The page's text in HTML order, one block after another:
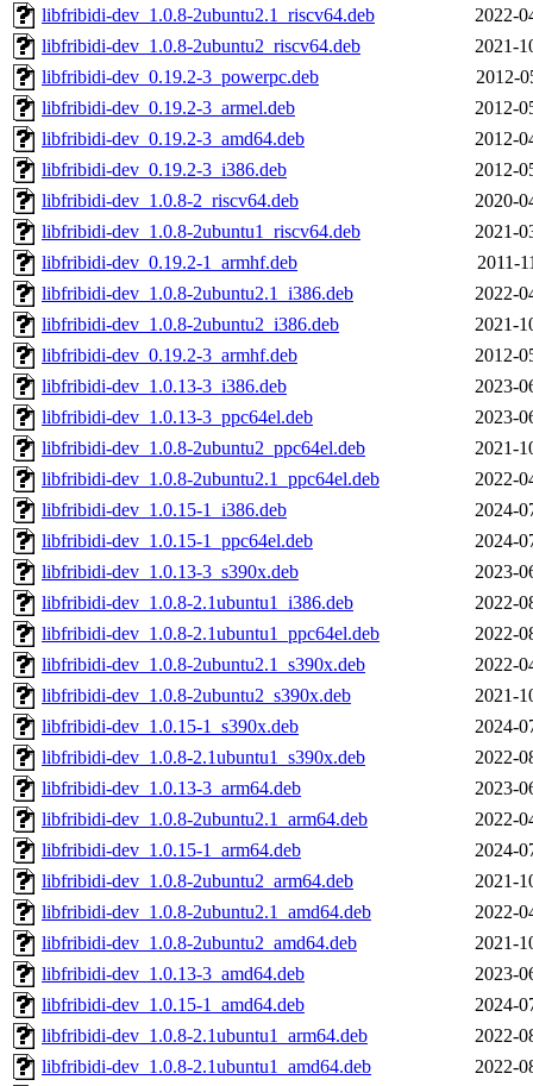
libfribidi-dev_1.0.8-2ubuntu2.1_riscv64.deb
2022-
libfribidi-dev_1.0.8-2ubuntu2_riscv64.deb
2021-
libfribidi-dev_0.19.2-3_powerpc.deb
2012-
libfribidi-dev_0.19.2-3_armel.deb
2012-
libfribidi-dev_0.19.2-3_amd64.deb
2012-
libfribidi-dev_0.19.2-3_i386.deb
2012-
libfribidi-dev_1.0.8-2_riscv64.deb
2020-
libfribidi-dev_1.0.8-2ubuntu1_riscv64.deb
2021-
libfribidi-dev_0.19.2-1_armhf.deb
2011-
libfribidi-dev_1.0.8-2ubuntu2.1_i386.deb
2022-
libfribidi-dev_1.0.8-2ubuntu2_i386.deb
2021-
libfribidi-dev_0.19.2-3_armhf.deb
2012-
libfribidi-dev_1.0.13-3_i386.deb
2023-
libfribidi-dev_1.0.13-3_ppc64el.deb
2023-
libfribidi-dev_1.0.8-2ubuntu2_ppc64el.deb
2021-
libfribidi-dev_1.0.8-2ubuntu2.1_ppc64el.deb
2022-
libfribidi-dev_1.0.15-1_i386.deb
2024-
libfribidi-dev_1.0.15-1_ppc64el.deb
2024-
libfribidi-dev_1.0.13-3_s390x.deb
2023-
libfribidi-dev_1.0.8-2.1ubuntu1_i386.deb
2022-
libfribidi-dev_1.0.8-2.1ubuntu1_ppc64el.deb
2022-
libfribidi-dev_1.0.8-2ubuntu2.1_s390x.deb
2022-
libfribidi-dev_1.0.8-2ubuntu2_s390x.deb
2021-
libfribidi-dev_1.0.15-1_s390x.deb
2024-
libfribidi-dev_1.0.8-2.1ubuntu1_s390x.deb
2022-
libfribidi-dev_1.0.13-3_arm64.deb
2023-
libfribidi-dev_1.0.8-2ubuntu2.1_arm64.deb
2022-
libfribidi-dev_1.0.15-1_arm64.deb
2024-
libfribidi-dev_1.0.8-2ubuntu2_arm64.deb
2021-
libfribidi-dev_1.0.8-2ubuntu2.1_amd64.deb
2022-
libfribidi-dev_1.0.8-2ubuntu2_amd64.deb
2021-
libfribidi-dev_1.0.13-3_amd64.deb
2023-
libfribidi-dev_1.0.15-1_amd64.deb
2024-
libfribidi-dev_1.0.8-2.1ubuntu1_arm64.deb
2022-
libfribidi-dev_1.0.8-2.1ubuntu1_amd64.deb
2022-